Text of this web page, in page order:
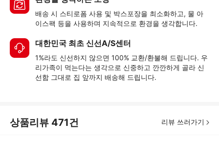
배송 시 스티로폼 사용 및 박스포장을 최소화하고, 물 아
이스팩 등을 사용하며 지속적으로 환경을 생각합니다.
대한민국 최초 신선A/S센터
1%라도 신선하지 않으면 100% 교환/환불해 드립니다. 우
리가족이 먹는다는 생각으로 신중하고 깐깐하게 골라 신
선함 그대로 집 앞까지 배송해 드립니다.
상품리뷰 471건 리뷰 쓰러가기